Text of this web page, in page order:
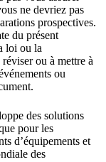
ne devriez pas
prospectives.
du présent
loi ou la
ou à mettre à
ou
des solutions
pour les
d’équipements et
des